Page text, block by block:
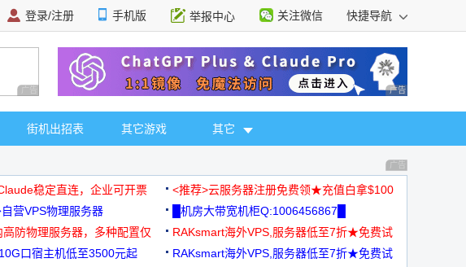
登录/注册 手机版 举报中心 关注微信 快捷导航
广告 商业广告，理性选择 广告 商业广告，理
街机出招表 其它游戏 其它
广告 商业广告，理
稳定直连，企业可开票
<推荐>云服务器注册免费领★充值白拿$100
营VPS物理服务器
█机房大带宽机柜Q:1006456867█
防物理服务器，多种配置仅
RAKsmart海外VPS,服务器低至7折★免费试
用★
口宿主机低至3500元起
RAKsmart海外VPS,服务器低至7折★免费试